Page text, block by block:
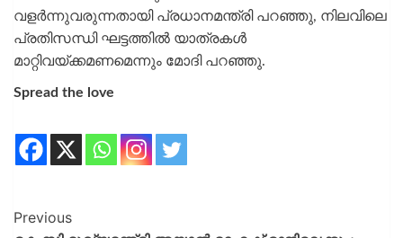
വളര്‍ന്നുവരുന്നതായി പ്രധാനമന്ത്രി പറഞ്ഞു, നിലവിലെ
പ്രതിസന്ധി ഘട്ടത്തില്‍ യാത്രകള്‍
മാറ്റിവയ്ക്കമണമെന്നും മോദി പറഞ്ഞു.
Spread the love
Previous